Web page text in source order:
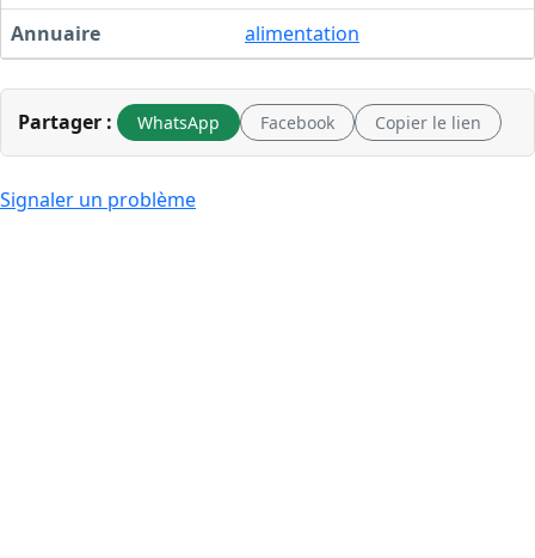
Annuaire
alimentation
Partager : WhatsApp Facebook Copier le lien
Signaler un problème